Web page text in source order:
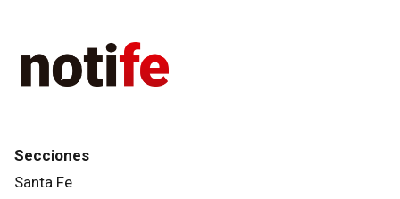
Secciones
Santa Fe